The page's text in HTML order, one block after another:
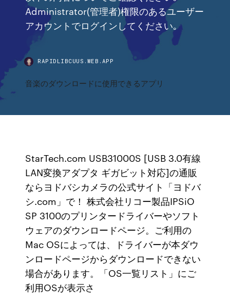
Administrator(管理者)権限のあるユーザー
アカウントでログインしてください｡
RAPIDLIBCUUS.WEB.APP
音楽のダウンロードに使用できるアプリ
StarTech.com USB31000S [USB 3.0有線
LAN変換アダプタ ギガビット対応]の通販
ならヨドバシカメラの公式サイト「ヨドバ
シ.com」で！ 株式会社リコー製品IPSiO
SP 3100のプリンタードライバーやソフト
ウェアのダウンロードページ。ご利用の
Mac OSによっては、ドライバーが本ダウ
ンロードページからダウンロードできない
場合があります。「OS一覧リスト」にご
利用OSが表示さ